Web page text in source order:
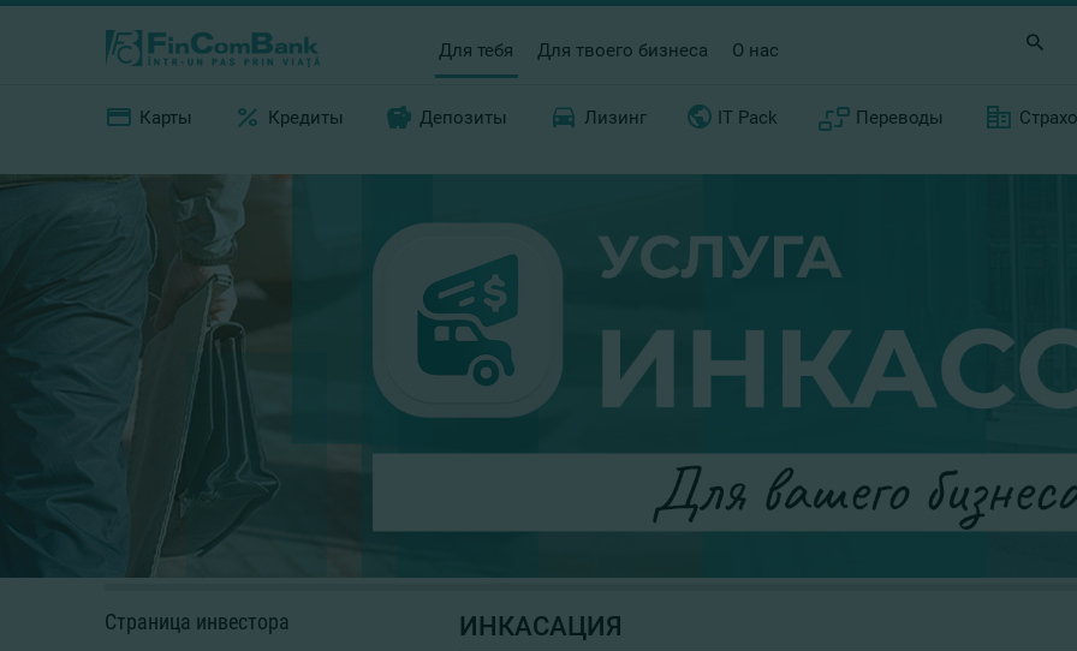
Для тебя Для твоего бизнеса О нас
Карты Кредиты Депозиты Лизинг IT Pack Переводы
Страница инвестора ИНКАСАЦИЯ